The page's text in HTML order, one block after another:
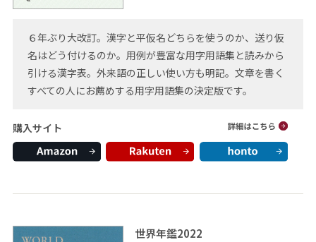
６年ぶり大改訂。漢字と平仮名どちらを使うのか、送り仮
名はどう付けるのか。用例が豊富な用字用語集と読みから
引ける漢字表。外来語の正しい使い方も明記。文章を書く
すべての人にお薦めする用字用語集の決定版です。
購入サイト
世界年鑑2022